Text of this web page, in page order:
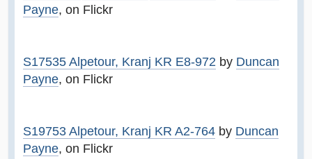
Payne, on Flickr
S17535 Alpetour, Kranj KR E8-972 by Duncan
Payne, on Flickr
S19753 Alpetour, Kranj KR A2-764 by Duncan
Payne, on Flickr